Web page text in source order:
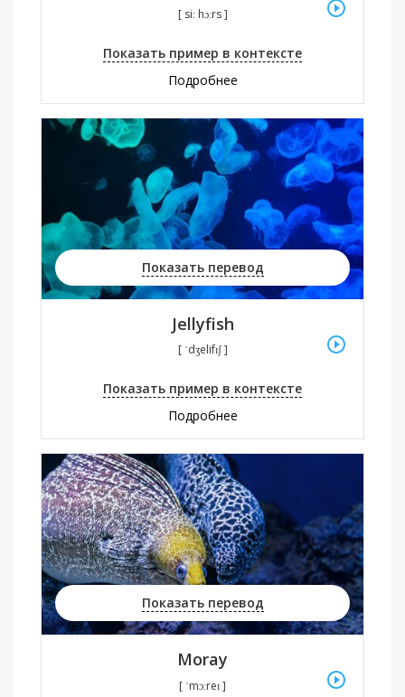
[ siː hɔːrs ]
Показать пример в контексте
Подробнее
Показать перевод
Jellyfish
[ ˈdʒelifɪʃ ]
Показать пример в контексте
Подробнее
Показать перевод
Moray
[ ˈmɔːreɪ ]